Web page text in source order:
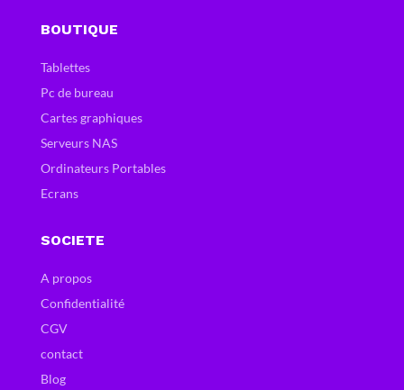
BOUTIQUE
Tablettes
Pc de bureau
Cartes graphiques
Serveurs NAS
Ordinateurs Portables
Ecrans
SOCIETE
A propos
Confidentialité
CGV
contact
Blog